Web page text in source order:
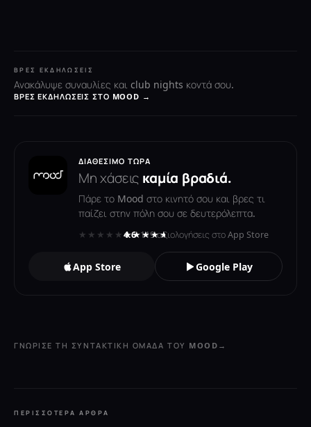
ΒΡΕΣ ΕΚΔΗΛΏΣΕΙΣ
Ανακάλυψε συναυλίες και club nights κοντά σου.
ΒΡΕΣ ΕΚΔΗΛΏΣΕΙΣ ΣΤΟ MOOD →
ΔΙΑΘΈΣΙΜΟ ΤΏΡΑ
Μη χάσεις καμία βραδιά.
Πάρε το Mood στο κινητό σου και βρες τι
παίζει στην πόλη σου σε δευτερόλεπτα.
★★★★★★★★★★
4.6· 119 αξιολογήσεις στο App Store
App Store Google Play
ΓΝΏΡΙΣΕ ΤΗ ΣΥΝΤΑΚΤΙΚΉ ΟΜΆΔΑ ΤΟΥ MOOD →
ΠΕΡΙΣΣΌΤΕΡΑ ΆΡΘΡΑ